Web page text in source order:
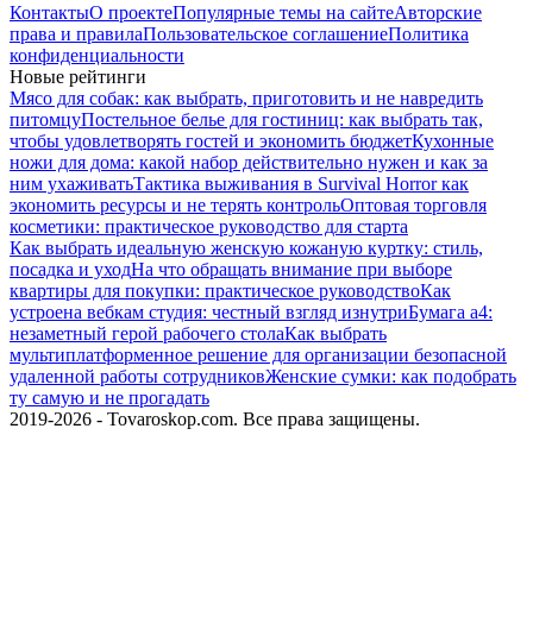
КонтактыО проектеПопулярные темы на сайтеАвторские
права и правилаПользовательское соглашениеПолитика
конфиденциальности
Новые рейтинги
Мясо для собак: как выбрать, приготовить и не навредить
питомцуПостельное белье для гостиниц: как выбрать так,
чтобы удовлетворять гостей и экономить бюджетКухонные
ножи для дома: какой набор действительно нужен и как за
ним ухаживатьТактика выживания в Survival Horror как
экономить ресурсы и не терять контрольОптовая торговля
косметики: практическое руководство для старта
Как выбрать идеальную женскую кожаную куртку: стиль,
посадка и уходНа что обращать внимание при выборе
квартиры для покупки: практическое руководствоКак
устроена вебкам студия: честный взгляд изнутриБумага а4:
незаметный герой рабочего столаКак выбрать
мультиплатформенное решение для организации безопасной
удаленной работы сотрудниковЖенские сумки: как подобрать
ту самую и не прогадать
2019-2026 - Tovaroskop.com. Все права защищены.